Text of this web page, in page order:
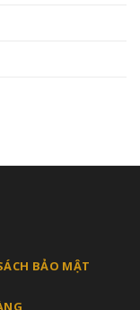
BẢO MẬT